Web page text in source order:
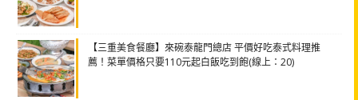
【三重美食餐廳】來碗泰龍門總店 平價好吃泰式料理推
薦！菜單價格只要110元起白飯吃到飽(線上：20)